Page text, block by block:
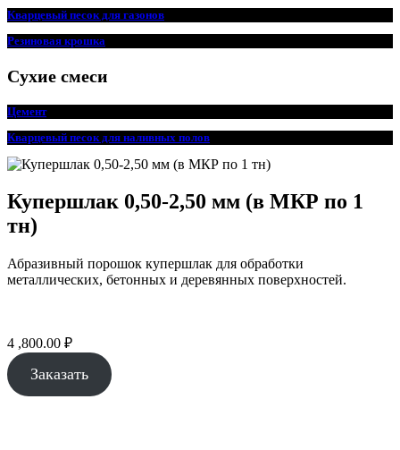
Кварцевый песок для газонов
Резиновая крошка
Сухие смеси
Цемент
Кварцевый песок для наливных полов
Купершлак 0,50-2,50 мм (в МКР по 1
тн)
Абразивный порошок купершлак для обработки
металлических, бетонных и деревянных поверхностей.
4 ,800.00 ₽
Заказать